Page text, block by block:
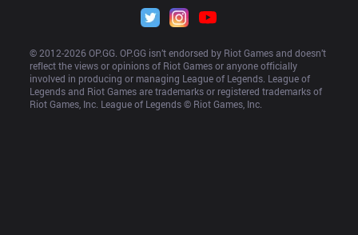
© 2012-2026 OP.GG. OP.GG isn’t endorsed by Riot Games and doesn’t
reflect the views or opinions of Riot Games or anyone officially
involved in producing or managing League of Legends. League of
Legends and Riot Games are trademarks or registered trademarks of
Riot Games, Inc. League of Legends © Riot Games, Inc.